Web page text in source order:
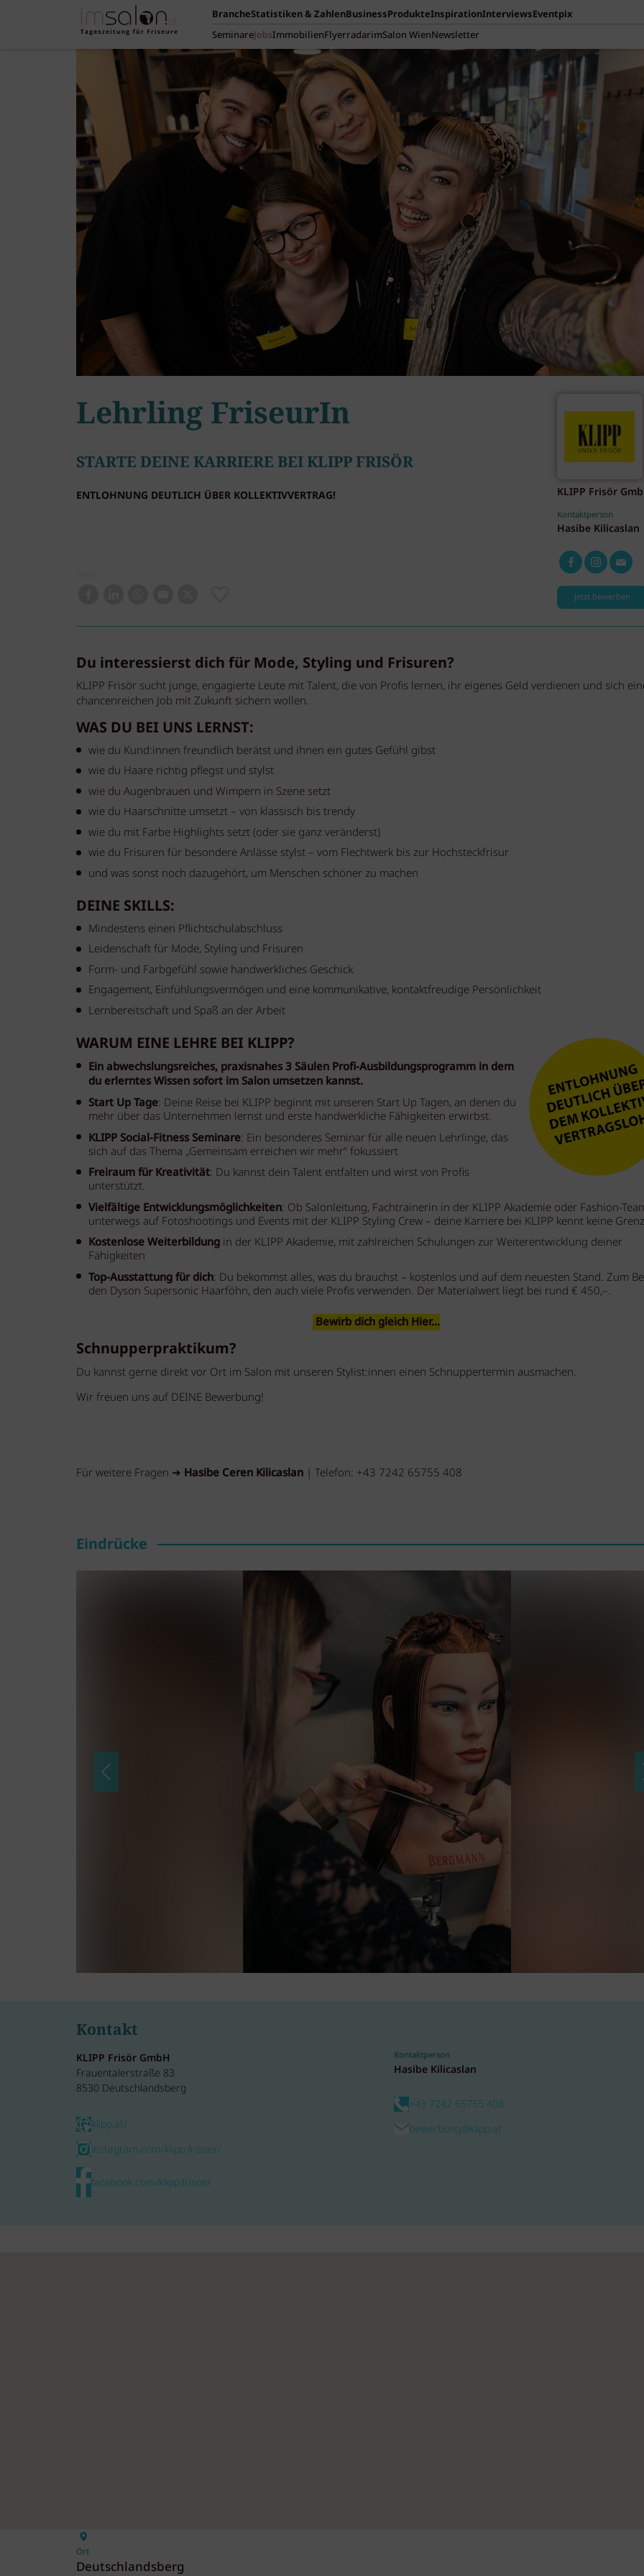
BrancheStatistiken & ZahlenBusinessProdukteInspirationInterviewsEventpix
SeminareJobsImmobilienFlyerradarimSalon WienNewsletter
Lehrling FriseurIn
STARTE DEINE KARRIERE BEI KLIPP FRISÖR
ENTLOHNUNG DEUTLICH ÜBER KOLLEKTIVVERTRAG! KLIPP Frisör
Kontaktperson
Hasibe Kilicaslan
Jetzt bewerben
Du interessierst dich für Mode, Styling und Frisuren?
KLIPP Frisör sucht junge, engagierte Leute mit Talent, die von Profis lernen, ihr eigenes Geld verdienen und sich
chancenreichen Job mit Zukunft sichern wollen.
WAS DU BEI UNS LERNST:
wie du Kund:innen freundlich berätst und ihnen ein gutes Gefühl gibst
wie du Haare richtig pflegst und stylst
wie du Augenbrauen und Wimpern in Szene setzt
wie du Haarschnitte umsetzt – von klassisch bis trendy
wie du mit Farbe Highlights setzt (oder sie ganz veränderst)
wie du Frisuren für besondere Anlässe stylst – vom Flechtwerk bis zur Hochsteckfrisur
und was sonst noch dazugehört, um Menschen schöner zu machen
DEINE SKILLS:
Mindestens einen Pflichtschulabschluss
Leidenschaft für Mode, Styling und Frisuren
Form- und Farbgefühl sowie handwerkliches Geschick
Engagement, Einfühlungsvermögen und eine kommunikative, kontaktfreudige Persönlichkeit
Lernbereitschaft und Spaß an der Arbeit
WARUM EINE LEHRE BEI KLIPP?
Ein abwechslungsreiches, praxisnahes 3 Säulen Profi-Ausbildungsprogramm in dem
du erlerntes Wissen sofort im Salon umsetzen kannst.
Start Up Tage: Deine Reise bei KLIPP beginnt mit unseren Start Up Tagen, an denen du
mehr über das Unternehmen lernst und erste handwerkliche Fähigkeiten erwirbst.
KLIPP Social-Fitness Seminare: Ein besonderes Seminar für alle neuen Lehrlinge, das
sich auf das Thema „Gemeinsam erreichen wir mehr“ fokussiert
Freiraum für Kreativität: Du kannst dein Talent entfalten und wirst von Profis
unterstützt.
Vielfältige Entwicklungsmöglichkeiten: Ob Salonleitung, Fachtrainerin in der KLIPP Akademie oder Fashion-
unterwegs auf Fotoshootings und Events mit der KLIPP Styling Crew – deine Karriere bei KLIPP kennt keine
Kostenlose Weiterbildung in der KLIPP Akademie, mit zahlreichen Schulungen zur Weiterentwicklung deiner
Fähigkeiten
Top-Ausstattung für dich: Du bekommst alles, was du brauchst – kostenlos und auf dem neuesten Stand. Zum
den Dyson Supersonic Haarföhn, den auch viele Profis verwenden. Der Materialwert liegt bei rund € 450,–.
Bewirb dich gleich Hier...
Schnupperpraktikum?
Du kannst gerne direkt vor Ort im Salon mit unseren Stylist:innen einen Schnuppertermin ausmachen.
Wir freuen uns auf DEINE Bewerbung!
Für weitere Fragen ➜ Hasibe Ceren Kilicaslan| Telefon: +43 7242 65755 408
Eindrücke
Kontakt
KLIPP Frisör GmbH
Frauentalerstraße 83
8530 Deutschlandsberg
klipp.at/
instagram.com/klipp.frisoer/
facebook.com/klipp.frisoer
Kontaktperson
Hasibe Kilicaslan
+43 7242 65755 408
bewerbung@klipp.at
Ort
Deutschlandsberg